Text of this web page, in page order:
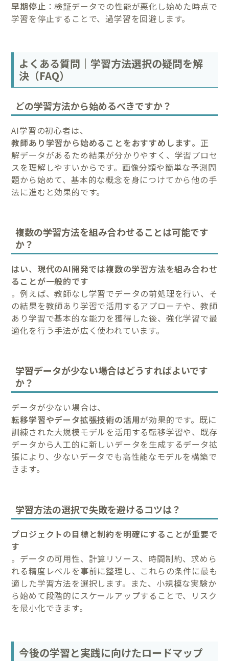
早期停止 ：検証データでの性能が悪化し始めた時点で
学習を停止することで、過学習を回避します。
よくある質問｜学習方法選択の疑問を解
決（FAQ）
どの学習方法から始めるべきですか？
AI学習の初心者は、
教師あり学習から始めることをおすすめします。正
解データがあるため結果が分かりやすく、学習プロセ
スを理解しやすいからです。画像分類や簡単な予測問
題から始めて、基本的な概念を身につけてから他の手
法に進むと効果的です。
複数の学習方法を組み合わせることは可能です
か？
はい、現代のAI開発では複数の学習方法を組み合わせ
ることが一般的です
。例えば、教師なし学習でデータの前処理を行い、そ
の結果を教師あり学習で活用するアプローチや、教師
あり学習で基本的な能力を獲得した後、強化学習で最
適化を行う手法が広く使われています。
学習データが少ない場合はどうすればよいです
か？
データが少ない場合は、
転移学習やデータ拡張技術の活用が効果的です。既に
訓練された大規模モデルを活用する転移学習や、既存
データから人工的に新しいデータを生成するデータ拡
張により、少ないデータでも高性能なモデルを構築で
きます。
学習方法の選択で失敗を避けるコツは？
プロジェクトの目標と制約を明確にすることが重要で
す
。データの可用性、計算リソース、時間制約、求めら
れる精度レベルを事前に整理し、これらの条件に最も
適した学習方法を選択します。また、小規模な実験か
ら始めて段階的にスケールアップすることで、リスク
を最小化できます。
今後の学習と実践に向けたロードマップ